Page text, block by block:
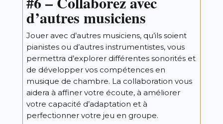
d’autres musiciens
Jouer avec d’autres musiciens, qu’ils soient
pianistes ou d’autres instrumentistes, vous
permettra d’explorer différentes sonorités et
de développer vos compétences en
musique de chambre. La collaboration vous
aidera à affiner votre écoute, à améliorer
votre capacité d’adaptation et à
perfectionner votre jeu en groupe.